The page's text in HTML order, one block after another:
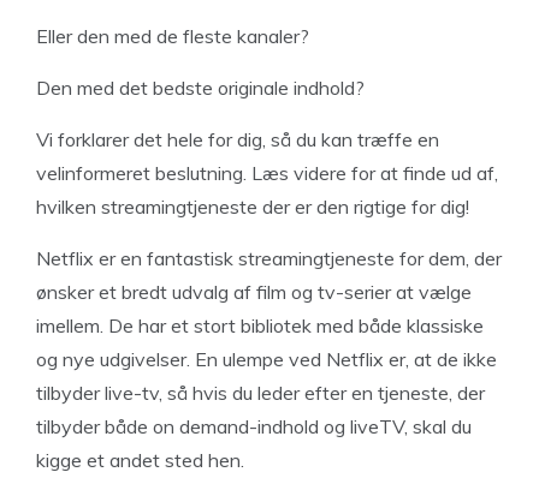
Eller den med de fleste kanaler?
Den med det bedste originale indhold?
Vi forklarer det hele for dig, så du kan træffe en
velinformeret beslutning. Læs videre for at finde ud af,
hvilken streamingtjeneste der er den rigtige for dig!
Netflix er en fantastisk streamingtjeneste for dem, der
ønsker et bredt udvalg af film og tv-serier at vælge
imellem. De har et stort bibliotek med både klassiske
og nye udgivelser. En ulempe ved Netflix er, at de ikke
tilbyder live-tv, så hvis du leder efter en tjeneste, der
tilbyder både on demand-indhold og liveTV, skal du
kigge et andet sted hen.